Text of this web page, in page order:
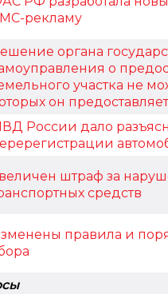
рекламу
органа
о
участка не
он
России дало
штраф за
средств
правила и